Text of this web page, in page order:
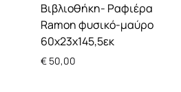
Βιβλιοθήκη- Ραφιέρα
Ramon φυσικό-μαύρο
60x23x145,5εκ
€ 50,00